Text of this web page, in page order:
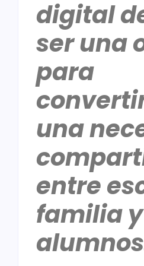
digital
ser una
para
una
entre
familia y